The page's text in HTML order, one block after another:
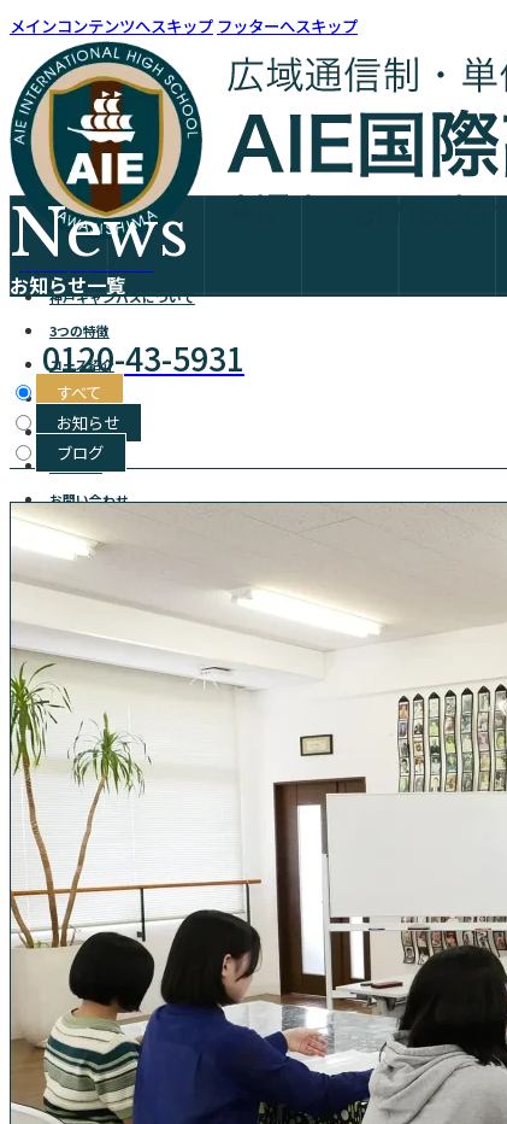
メインコンテンツへスキップ フッターへスキップ
神戸キャンパス
神戸キャンパスについて
3つの特徴
コース紹介
在校生の声
アクセス
お知らせ
お問い合わせ
0120-43-5931
News
お知らせ一覧
すべて
お知らせ
ブログ